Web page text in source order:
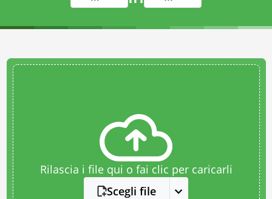
Rilascia i file qui o fai clic per caricarli
Scegli file